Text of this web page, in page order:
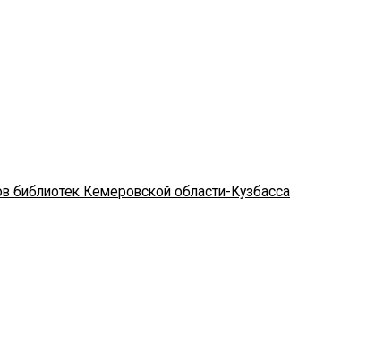
библиотек Кемеровской области-Кузбасса